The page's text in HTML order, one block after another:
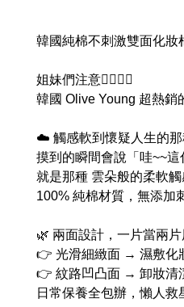
韓國純棉不刺激雙面化妝
姐妹們注意🙋‍♀️🙋‍♀️
韓國 Olive Young 超熱銷
☁️ 觸感軟到懷疑人生的
摸到的瞬間會說「哇~~這
就是那種 雲朵般的柔軟
100% 純棉材質，無添加
🌿 兩面設計，一片當兩片
👉 光滑細緻面 → 濕敷化
👉 紋路凹凸面 → 卸妝清
日常保養全包辦，懶人救